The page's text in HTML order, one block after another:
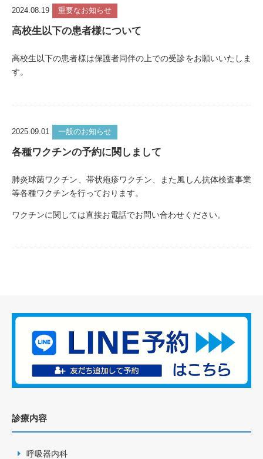
2024.08.19 重要なお知らせ
高校生以下の患者様について
高校生以下の患者様は保護者同伴の上での受診をお願いいたしま
す。
2025.09.01 一般のお知らせ
各種ワクチンの予約に関しまして
肺炎球菌ワクチン、帯状疱疹ワクチン、また風しん抗体検査事業
等各種ワクチンを行っております。
ワクチンに関しては直接お電話でお問い合わせください。
診療内容
呼吸器内科